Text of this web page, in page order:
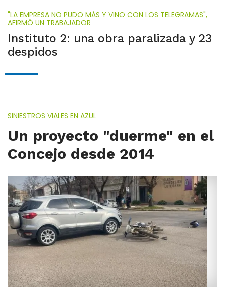
"LA EMPRESA NO PUDO MÁS Y VINO CON LOS TELEGRAMAS",
AFIRMÓ UN TRABAJADOR
Instituto 2: una obra paralizada y 23
despidos
SINIESTROS VIALES EN AZUL
Un proyecto "duerme" en el
Concejo desde 2014